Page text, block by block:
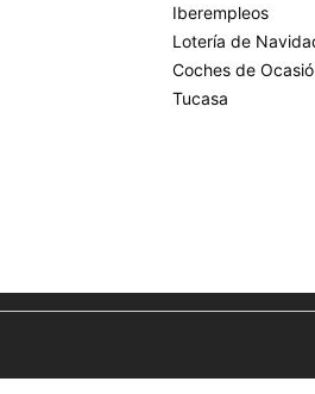
Iberempleos
Lotería de
Coches de
Tucasa